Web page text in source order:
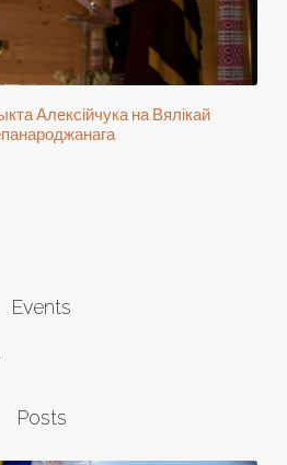
Алексійчука на Вялікай
Events
Posts